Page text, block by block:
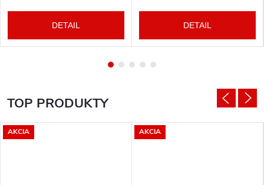
DETAIL DETAIL
TOP PRODUKTY
AKCIA AKCIA